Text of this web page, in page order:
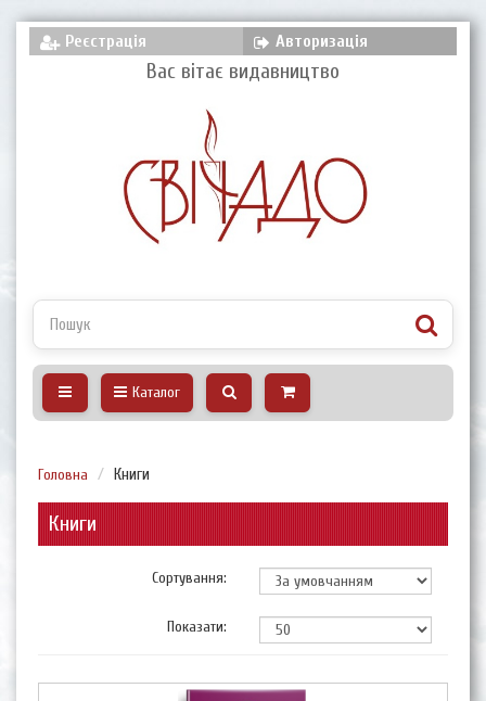
Реєстрація Авторизація
Вас вітає видавництво
Каталог
Головна Книги
Книги
Сортування:
Показати: